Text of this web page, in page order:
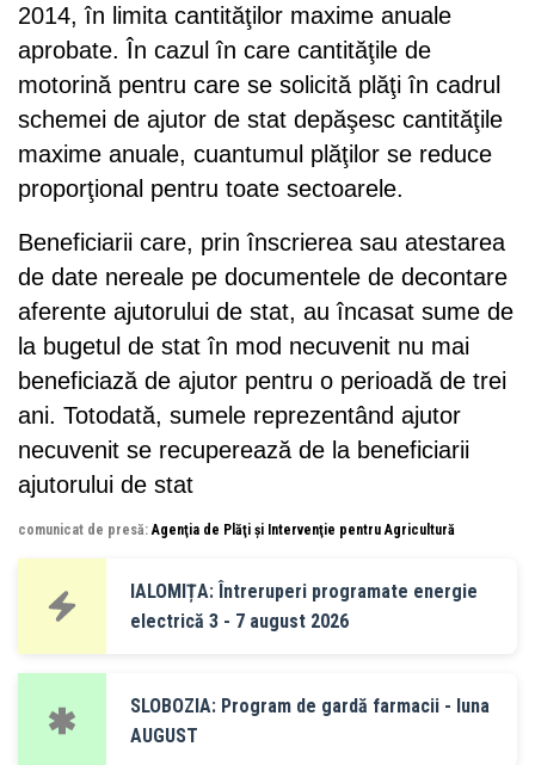
2014, în limita cantităţilor maxime anuale
aprobate. În cazul în care cantităţile de
motorină pentru care se solicită plăţi în cadrul
schemei de ajutor de stat depăşesc cantităţile
maxime anuale, cuantumul plăţilor se reduce
proporţional pentru toate sectoarele.
Beneficiarii care, prin înscrierea sau atestarea
de date nereale pe documentele de decontare
aferente ajutorului de stat, au încasat sume de
la bugetul de stat în mod necuvenit nu mai
beneficiază de ajutor pentru o perioadă de trei
ani. Totodată, sumele reprezentând ajutor
necuvenit se recuperează de la beneficiarii
ajutorului de stat
comunicat de presă: Agenţia de Plăţi şi Intervenţie pentru Agricultură
IALOMIȚA: Întreruperi programate energie
electrică 3 - 7 august 2026
SLOBOZIA: Program de gardă farmacii - luna
AUGUST